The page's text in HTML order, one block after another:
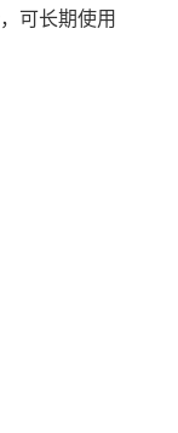
可长期使用